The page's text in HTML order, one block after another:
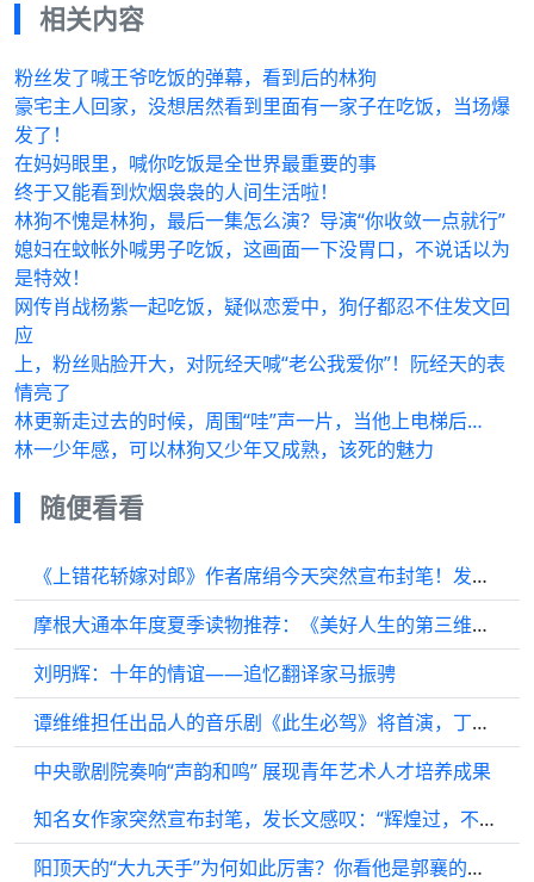
相关内容
粉丝发了喊王爷吃饭的弹幕，看到后的林狗
豪宅主人回家，没想居然看到里面有一家子在吃饭，当场爆
发了！
在妈妈眼里，喊你吃饭是全世界最重要的事
终于又能看到炊烟袅袅的人间生活啦！
林狗不愧是林狗，最后一集怎么演？导演“你收敛一点就行”
媳妇在蚊帐外喊男子吃饭，这画面一下没胃口，不说话以为
是特效！
网传肖战杨紫一起吃饭，疑似恋爱中，狗仔都忍不住发文回
应
上，粉丝贴脸开大，对阮经天喊“老公我爱你”！阮经天的表
情亮了
林更新走过去的时候，周围“哇”声一片，当他上电梯后…
林一少年感，可以林狗又少年又成熟，该死的魅力
随便看看
《上错花轿嫁对郎》作者席绢今天突然宣布封笔！发文：我爱你们，再见
摩根大通本年度夏季读物推荐：《美好人生的第三维度》
刘明辉：十年的情谊——追忆翻译家马振骋
谭维维担任出品人的音乐剧《此生必驾》将首演，丁真参演！
中央歌剧院奏响“声韵和鸣” 展现青年艺术人才培养成果
知名女作家突然宣布封笔，发长文感叹：“辉煌过，不抱怨”；网友：我的整个青春都是她
阳顶天的“大九天手”为何如此厉害？你看他是郭襄的谁，就懂了